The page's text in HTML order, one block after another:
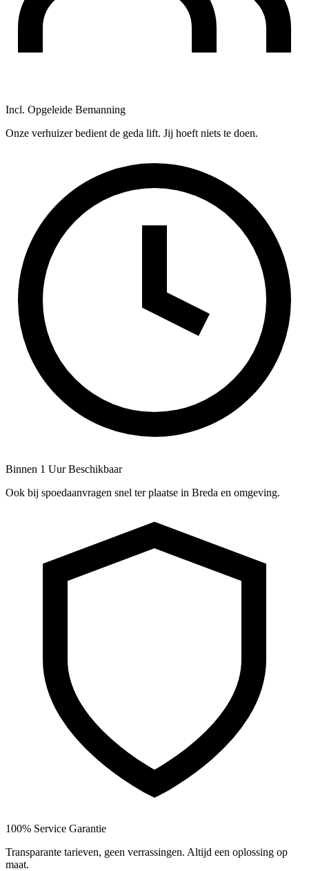
Incl. Opgeleide Bemanning
Onze verhuizer bedient de geda lift. Jij hoeft niets te doen.
Binnen 1 Uur Beschikbaar
Ook bij spoedaanvragen snel ter plaatse in Breda en omgeving.
100% Service Garantie
Transparante tarieven, geen verrassingen. Altijd een oplossing op
maat.